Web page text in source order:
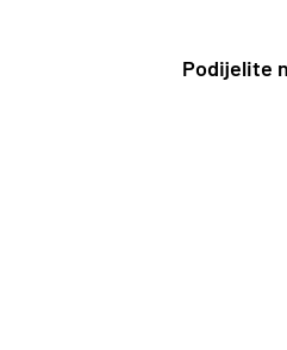
Podijelite